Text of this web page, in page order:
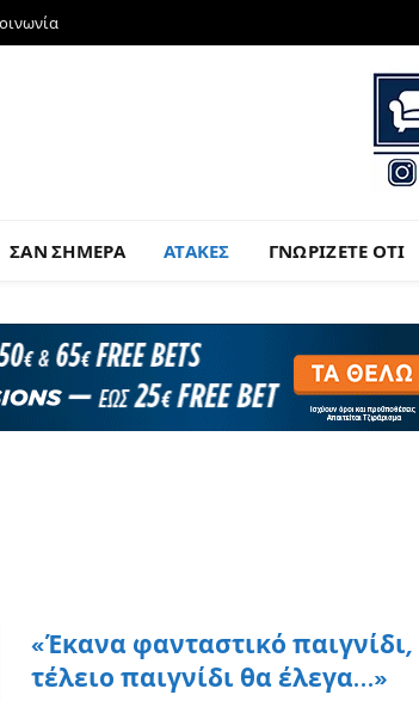
ΣΑΝ ΣΗΜΕΡΑ ΑΤΑΚΕΣ ΓΝΩΡΙΖΕΤΕ ΟΤΙ
«Έκανα φανταστικό παιγνίδι,
τέλειο παιγνίδι θα έλεγα…»